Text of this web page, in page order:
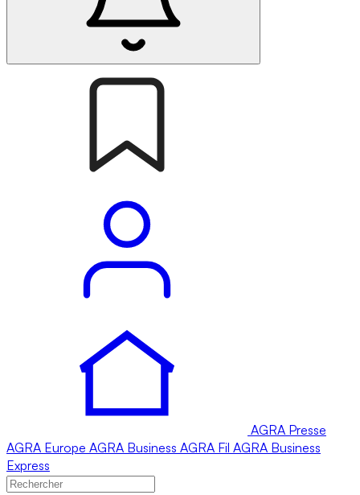
AGRA Presse
AGRA Europe AGRA Business AGRA Fil AGRA Business
Express